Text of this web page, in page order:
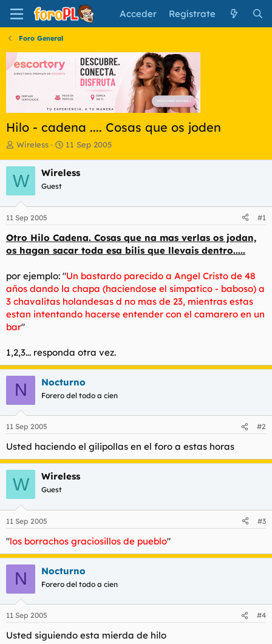
Acceder Regístrate
Foro General
Hilo - cadena .... Cosas que os joden
I
i
c
i
a
d
o
d
e
t
e
m
a
Wireless
F
h
e
i
c
o
11 Sep 2005
W Wireless
Guest
11 Sep 2005 #1
Otro Hilo Cadena. Cosas que na mas verlas os jodan,
os hagan sacar toda esa bilis que llevais dentro.....
por ejemplo: "Un bastardo parecido a Angel Cristo de 48
años dando la chapa (haciendose el simpatico - baboso) a
3 chavalitas holandesas d no mas de 23, mientras estas
estan intentando hacerse entender con el camarero en un
bar"
1,2,3... responda otra vez.
N Nocturno
Forero del todo a cien
11 Sep 2005 #2
Usted haciendo el gilipollas en el foro a estas horas
W Wireless
Guest
11 Sep 2005 #3
"los borrachos graciosillos de pueblo"
N Nocturno
Forero del todo a cien
11 Sep 2005 #4
Usted siguiendo esta mierda de hilo